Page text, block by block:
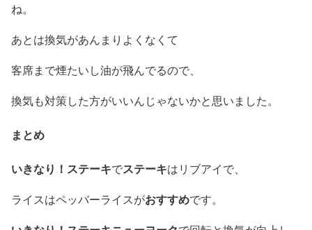
ね。
あとは換気があんまりよくなくて
客席まで煙たいし油が飛んでるので、
換気も対策した方がいいんじゃないかと思いました。
まとめ
いきなり！ステーキでステーキはリブアイで、
ライスはペッバーライスがおすすめです。